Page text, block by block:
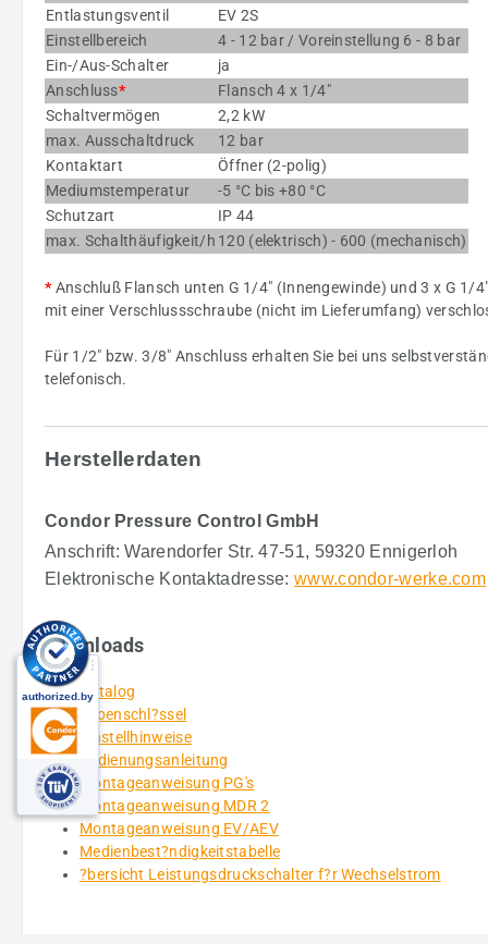
Entlastungsventil
EV 2S
Einstellbereich
4 - 12 bar / Voreinstellung 6 - 8 bar
Ein-/Aus-Schalter
ja
Anschluss*
Flansch 4 x 1/4"
Schaltvermögen
2,2 kW
max. Ausschaltdruck
12 bar
Kontaktart
Öffner (2-polig)
Mediumstemperatur
-5 °C bis +80 °C
Schutzart
IP 44
max. Schalthäufigkeit/h 120 (elektrisch) - 600 (mechanisch)
*Anschluß Flansch unten G 1/4" (Innengewinde) und 3 x G 1/
mit einer Verschlussschraube (nicht im Lieferumfang)
Für 1/2" bzw. 3/8" Anschluss erhalten Sie bei uns
telefonisch.
Herstellerdaten
Condor Pressure Control GmbH
Anschrift: Warendorfer Str. 47-51, 59320 Ennigerloh
Elektronische Kontaktadresse:www.condor-werke.com
Downloads
Katalog
Typenschl?ssel
Einstellhinweise
Bedienungsanleitung
Montageanweisung PG's
Montageanweisung MDR 2
Montageanweisung EV/AEV
Medienbest?ndigkeitstabelle
?bersicht Leistungsdruckschalter f?r Wechselstrom